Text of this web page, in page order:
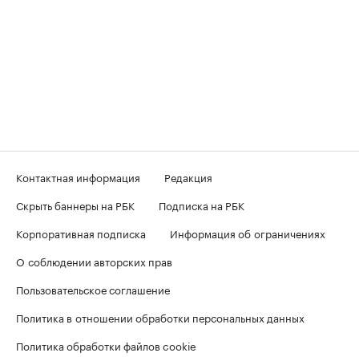
Контактная информация
Редакция
Скрыть баннеры на РБК
Подписка на РБК
Корпоративная подписка
Информация об ограничениях
О соблюдении авторских прав
Пользовательское соглашение
Политика в отношении обработки персональных данных
Политика обработки файлов cookie